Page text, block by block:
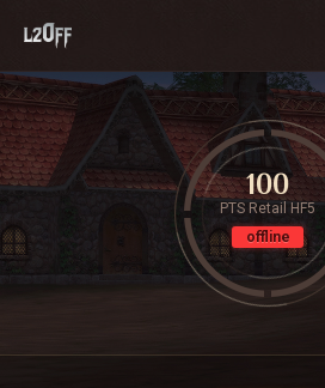
100
PTS Retail HF5
offline